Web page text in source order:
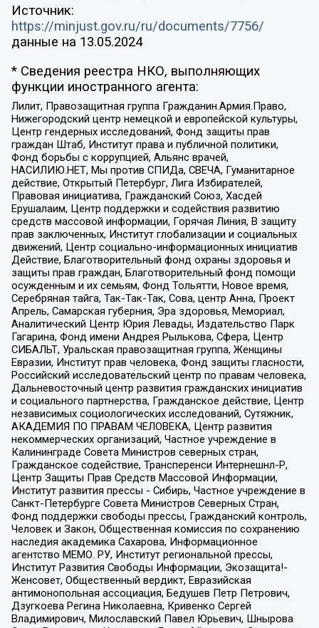
Источник:
https://minjust.gov.ru/ru/documents/7756/
данные на 13.05.2024
* Сведения реестра НКО, выполняющих
функции иностранного агента:
Лилит, Правозащитная группа Гражданин.Армия.Право,
Нижегородский центр немецкой и европейской культуры,
Центр гендерных исследований, Фонд защиты прав
граждан Штаб, Институт права и публичной политики,
Фонд борьбы с коррупцией, Альянс врачей,
НАСИЛИЮ.НЕТ, Мы против СПИДа, СВЕЧА, Гуманитарное
действие, Открытый Петербург, Лига Избирателей,
Правовая инициатива, Гражданский Союз, Хасдей
Ерушалаим, Центр поддержки и содействия развитию
средств массовой информации, Горячая Линия, В защиту
прав заключенных, Институт глобализации и социальных
движений, Центр социально-информационных инициатив
Действие, Благотворительный фонд охраны здоровья и
защиты прав граждан, Благотворительный фонд помощи
осужденным и их семьям, Фонд Тольятти, Новое время,
Серебряная тайга, Так-Так-Так, Сова, центр Анна, Проект
Апрель, Самарская губерния, Эра здоровья, Мемориал,
Аналитический Центр Юрия Левады, Издательство Парк
Гагарина, Фонд имени Андрея Рылькова, Сфера, Центр
СИБАЛЬТ, Уральская правозащитная группа, Женщины
Евразии, Институт прав человека, Фонд защиты гласности,
Российский исследовательский центр по правам человека,
Дальневосточный центр развития гражданских инициатив
и социального партнерства, Гражданское действие, Центр
независимых социологических исследований, Сутяжник,
АКАДЕМИЯ ПО ПРАВАМ ЧЕЛОВЕКА, Центр развития
некоммерческих организаций, Частное учреждение в
Калининграде Совета Министров северных стран,
Гражданское содействие, Трансперенси Интернешнл-Р,
Центр Защиты Прав Средств Массовой Информации,
Институт развития прессы - Сибирь, Частное учреждение в
Санкт-Петербурге Совета Министров Северных Стран,
Фонд поддержки свободы прессы, Гражданский контроль,
Человек и Закон, Общественная комиссия по сохранению
наследия академика Сахарова, Информационное
агентство МЕМО. РУ, Институт региональной прессы,
Институт Развития Свободы Информации, Экозащита!-
Женсовет, Общественный вердикт, Евразийская
антимонопольная ассоциация, Бедушев Петр Петрович,
Дзугкоева Регина Николаевна, Кривенко Сергей
Владимирович, Милославский Павел Юрьевич, Шнырова